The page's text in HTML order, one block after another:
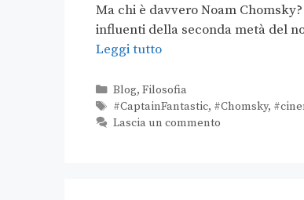
Ma chi è davvero Noam
influenti della seconda metà del
Leggi tutto
Blog, Filosofia
#CaptainFantastic, #Chomsky,
Lascia un commento